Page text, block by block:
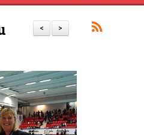
>
<